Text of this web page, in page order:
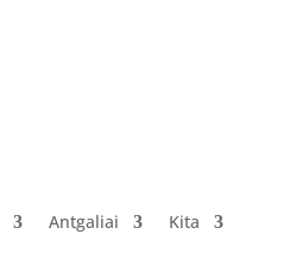
Antgaliai Kita